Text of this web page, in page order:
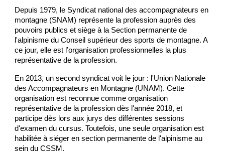
Depuis 1979, le Syndicat national des accompagnateurs en
montagne (SNAM) représente la profession auprès des
pouvoirs publics et siège à la Section permanente de
l'alpinisme du Conseil supérieur des sports de montagne. A
ce jour, elle est l’organisation professionnelles la plus
représentative de la profession.
En 2013, un second syndicat voit le jour : l'Union Nationale
des Accompagnateurs en Montagne (UNAM). Cette
organisation est reconnue comme organisation
représentative de la profession dès l'année 2018, et
participe dès lors aux jurys des différentes sessions
d'examen du cursus. Toutefois, une seule organisation est
habilitée à siéger en section permanente de l'alpinisme au
sein du CSSM.